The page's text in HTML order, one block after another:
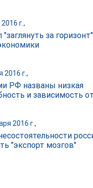
г.,
за
2016 г.,
РФ названы низкая
и зависимость
2016 г.,
"экспорт мозгов"